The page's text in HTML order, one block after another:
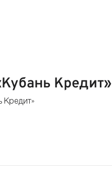
Кредит»
Кредит»